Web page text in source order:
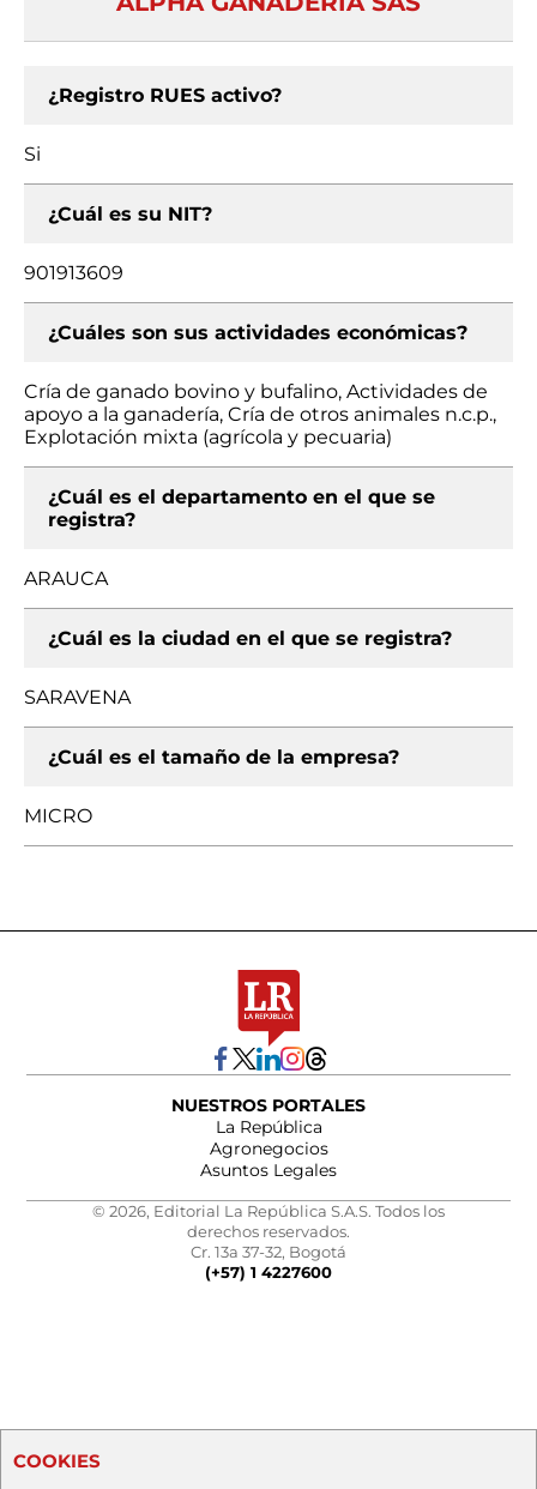
¿Registro RUES activo?
Si
¿Cuál es su NIT?
901913609
¿Cuáles son sus actividades económicas?
Cría de ganado bovino y bufalino, Actividades de
apoyo a la ganadería, Cría de otros animales n.c.p.,
Explotación mixta (agrícola y pecuaria)
¿Cuál es el departamento en el que se
registra?
ARAUCA
¿Cuál es la ciudad en el que se registra?
SARAVENA
¿Cuál es el tamaño de la empresa?
MICRO
NUESTROS PORTALES
La República
Agronegocios
Asuntos Legales
© 2026, Editorial La República S.A.S. Todos los
derechos reservados.
Cr. 13a 37-32, Bogotá
(+57) 1 4227600
COOKIES